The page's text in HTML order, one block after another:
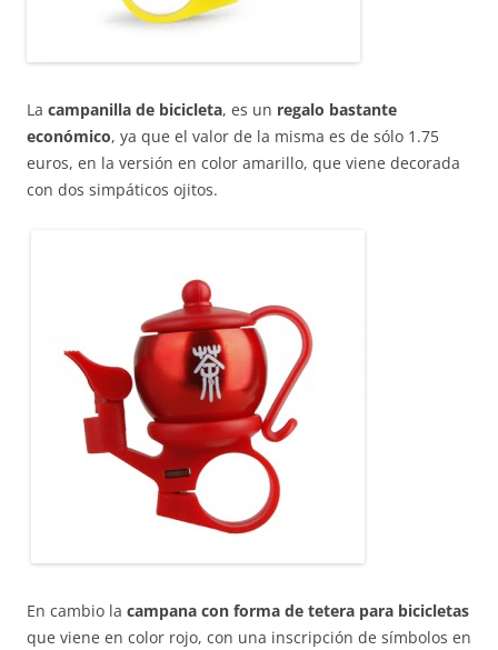
La campanilla de bicicleta, es un regalo bastante
económico, ya que el valor de la misma es de sólo 1.75
euros, en la versión en color amarillo, que viene decorada
con dos simpáticos ojitos.
En cambio la campana con forma de tetera para bicicletas
que viene en color rojo, con una inscripción de símbolos en